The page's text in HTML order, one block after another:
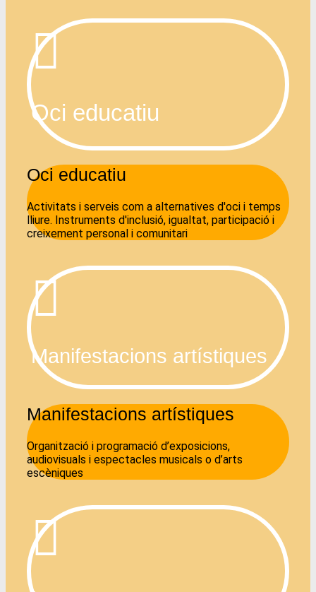
Oci educatiu​
Oci educatiu​
Activitats i serveis com a alternatives d'oci i temps
lliure. Instruments d'inclusió, igualtat, participació i
creixement personal i comunitari
Manifestacions artístiques
Manifestacions artístiques
Organització i programació d’exposicions,
audiovisuals i espectacles musicals o d’arts
escèniques